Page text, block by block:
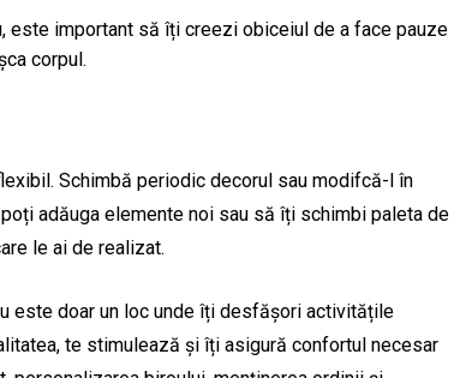
este important să îți creezi obiceiul de a face pauze
corpul.
Schimbă periodic decorul sau modifcă-l în
adăuga elemente noi sau să îți schimbi paleta de
le ai de realizat.
este doar un loc unde îți desfășori activitățile
te stimulează și îți asigură confortul necesar